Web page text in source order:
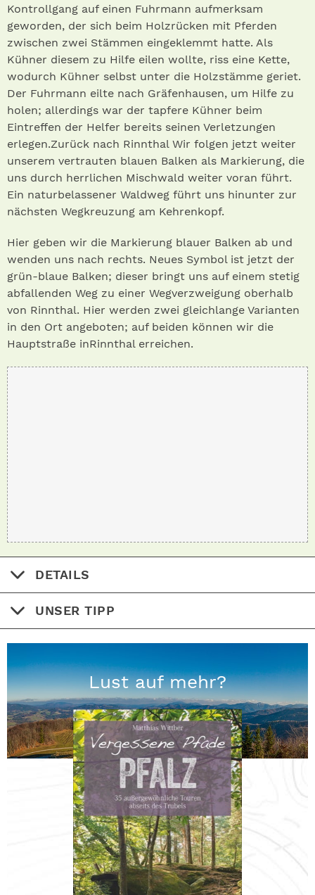
Kontrollgang auf einen Fuhrmann aufmerksam
geworden, der sich beim Holzrücken mit Pferden
zwischen zwei Stämmen eingeklemmt hatte. Als
Kühner diesem zu Hilfe eilen wollte, riss eine Kette,
wodurch Kühner selbst unter die Holzstämme geriet.
Der Fuhrmann eilte nach Gräfenhausen, um Hilfe zu
holen; allerdings war der tapfere Kühner beim
Eintreffen der Helfer bereits seinen Verletzungen
erlegen.Zurück nach Rinnthal Wir folgen jetzt weiter
unserem vertrauten blauen Balken als Markierung, die
uns durch herrlichen Mischwald weiter voran führt.
Ein naturbelassener Waldweg führt uns hinunter zur
nächsten Wegkreuzung am Kehrenkopf.
Hier geben wir die Markierung blauer Balken ab und
wenden uns nach rechts. Neues Symbol ist jetzt der
grün-blaue Balken; dieser bringt uns auf einem stetig
abfallenden Weg zu einer Wegverzweigung oberhalb
von Rinnthal. Hier werden zwei gleichlange Varianten
in den Ort angeboten; auf beiden können wir die
Hauptstraße inRinnthal erreichen.
DETAILS
UNSER TIPP
Lust auf mehr?